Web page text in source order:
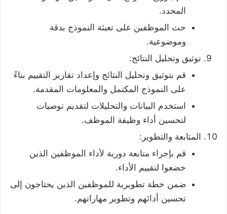
المحدد.
حث الموظفين على تعبئة النموذج بدقة
وموضوعية.
توثيق وتحليل النتائج:
قم بتوثيق وتحليل النتائج وإعداد تقارير التقييم بناءً
على النموذج المكتمل والمعلومات المقدمة.
استخدم البيانات والتحليلات لتقديم توصيات
لتحسين أداء وظيفة الموظف.
المتابعة والتطوير:
قم بإجراء متابعة دورية لأداء الموظفين الذين
خضعوا لتقييم الأداء.
ضمن خطة تطويرية للموظفين الذين يحتاجون إلى
تحسين أدائهم وتطوير مهاراتهم.